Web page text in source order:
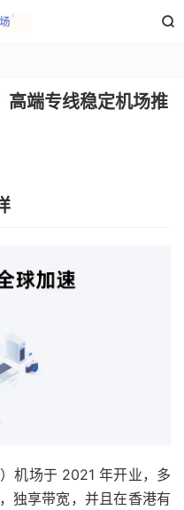

端专线稳定机场推
机场于 2021 年开业，多
独享带宽，并且在香港有